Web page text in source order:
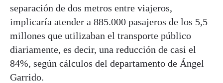
separación de dos metros entre viajeros,
implicaría atender a 885.000 pasajeros de los 5,5
millones que utilizaban el transporte público
diariamente, es decir, una reducción de casi el
84%, según cálculos del departamento de Ángel
Garrido.